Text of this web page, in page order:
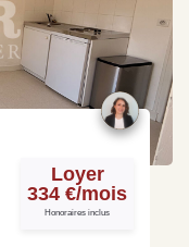
Loyer
334 €/mois
Honoraires inclus